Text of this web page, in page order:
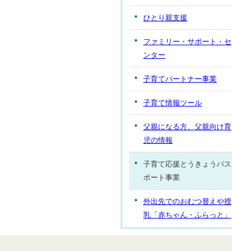
ひとり親支援
ファミリー・サポート・セ
ンター
子育てパートナー事業
子育て情報ツール
父親になる方、父親向け育
児の情報
子育て応援とうきょうパス
ポート事業
外出先でのおむつ替えや授
乳「赤ちゃん・ふらっと」